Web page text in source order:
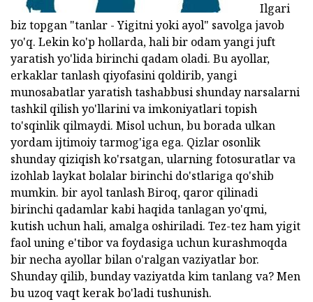
Ilgari
biz topgan "tanlar - Yigitni yoki ayol" savolga javob
yo'q. Lekin ko'p hollarda, hali bir odam yangi juft
yaratish yo'lida birinchi qadam oladi. Bu ayollar,
erkaklar tanlash qiyofasini qoldirib, yangi
munosabatlar yaratish tashabbusi shunday narsalarni
tashkil qilish yo'llarini va imkoniyatlari topish
to'sqinlik qilmaydi. Misol uchun, bu borada ulkan
yordam ijtimoiy tarmog'iga ega. Qizlar osonlik
shunday qiziqish ko'rsatgan, ularning fotosuratlar va
izohlab laykat bolalar birinchi do'stlariga qo'shib
mumkin. bir ayol tanlash Biroq, qaror qilinadi
birinchi qadamlar kabi haqida tanlagan yo'qmi,
kutish uchun hali, amalga oshiriladi. Tez-tez ham yigit
faol uning e'tibor va foydasiga uchun kurashmoqda
bir necha ayollar bilan o'ralgan vaziyatlar bor.
Shunday qilib, bunday vaziyatda kim tanlang va? Men
bu uzoq vaqt kerak bo'ladi tushunish.